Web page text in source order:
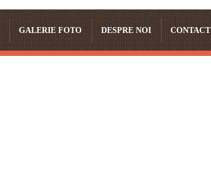
GALERIE FOTO DESPRE NOI CONTACT